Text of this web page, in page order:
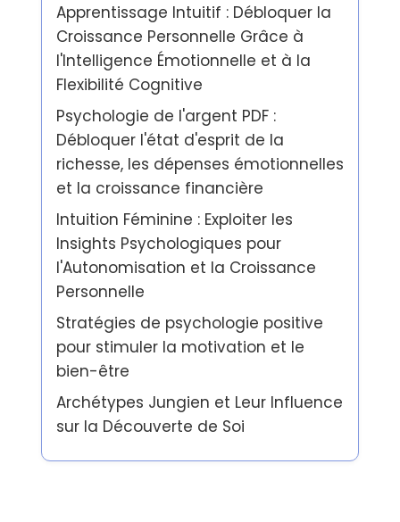
Apprentissage Intuitif : Débloquer la
Croissance Personnelle Grâce à
l'Intelligence Émotionnelle et à la
Flexibilité Cognitive
Psychologie de l'argent PDF :
Débloquer l'état d'esprit de la
richesse, les dépenses émotionnelles
et la croissance financière
Intuition Féminine : Exploiter les
Insights Psychologiques pour
l'Autonomisation et la Croissance
Personnelle
Stratégies de psychologie positive
pour stimuler la motivation et le
bien-être
Archétypes Jungien et Leur Influence
sur la Découverte de Soi